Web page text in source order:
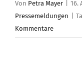
Von Petra Mayer 16.
Pressemeldungen
Kommentare